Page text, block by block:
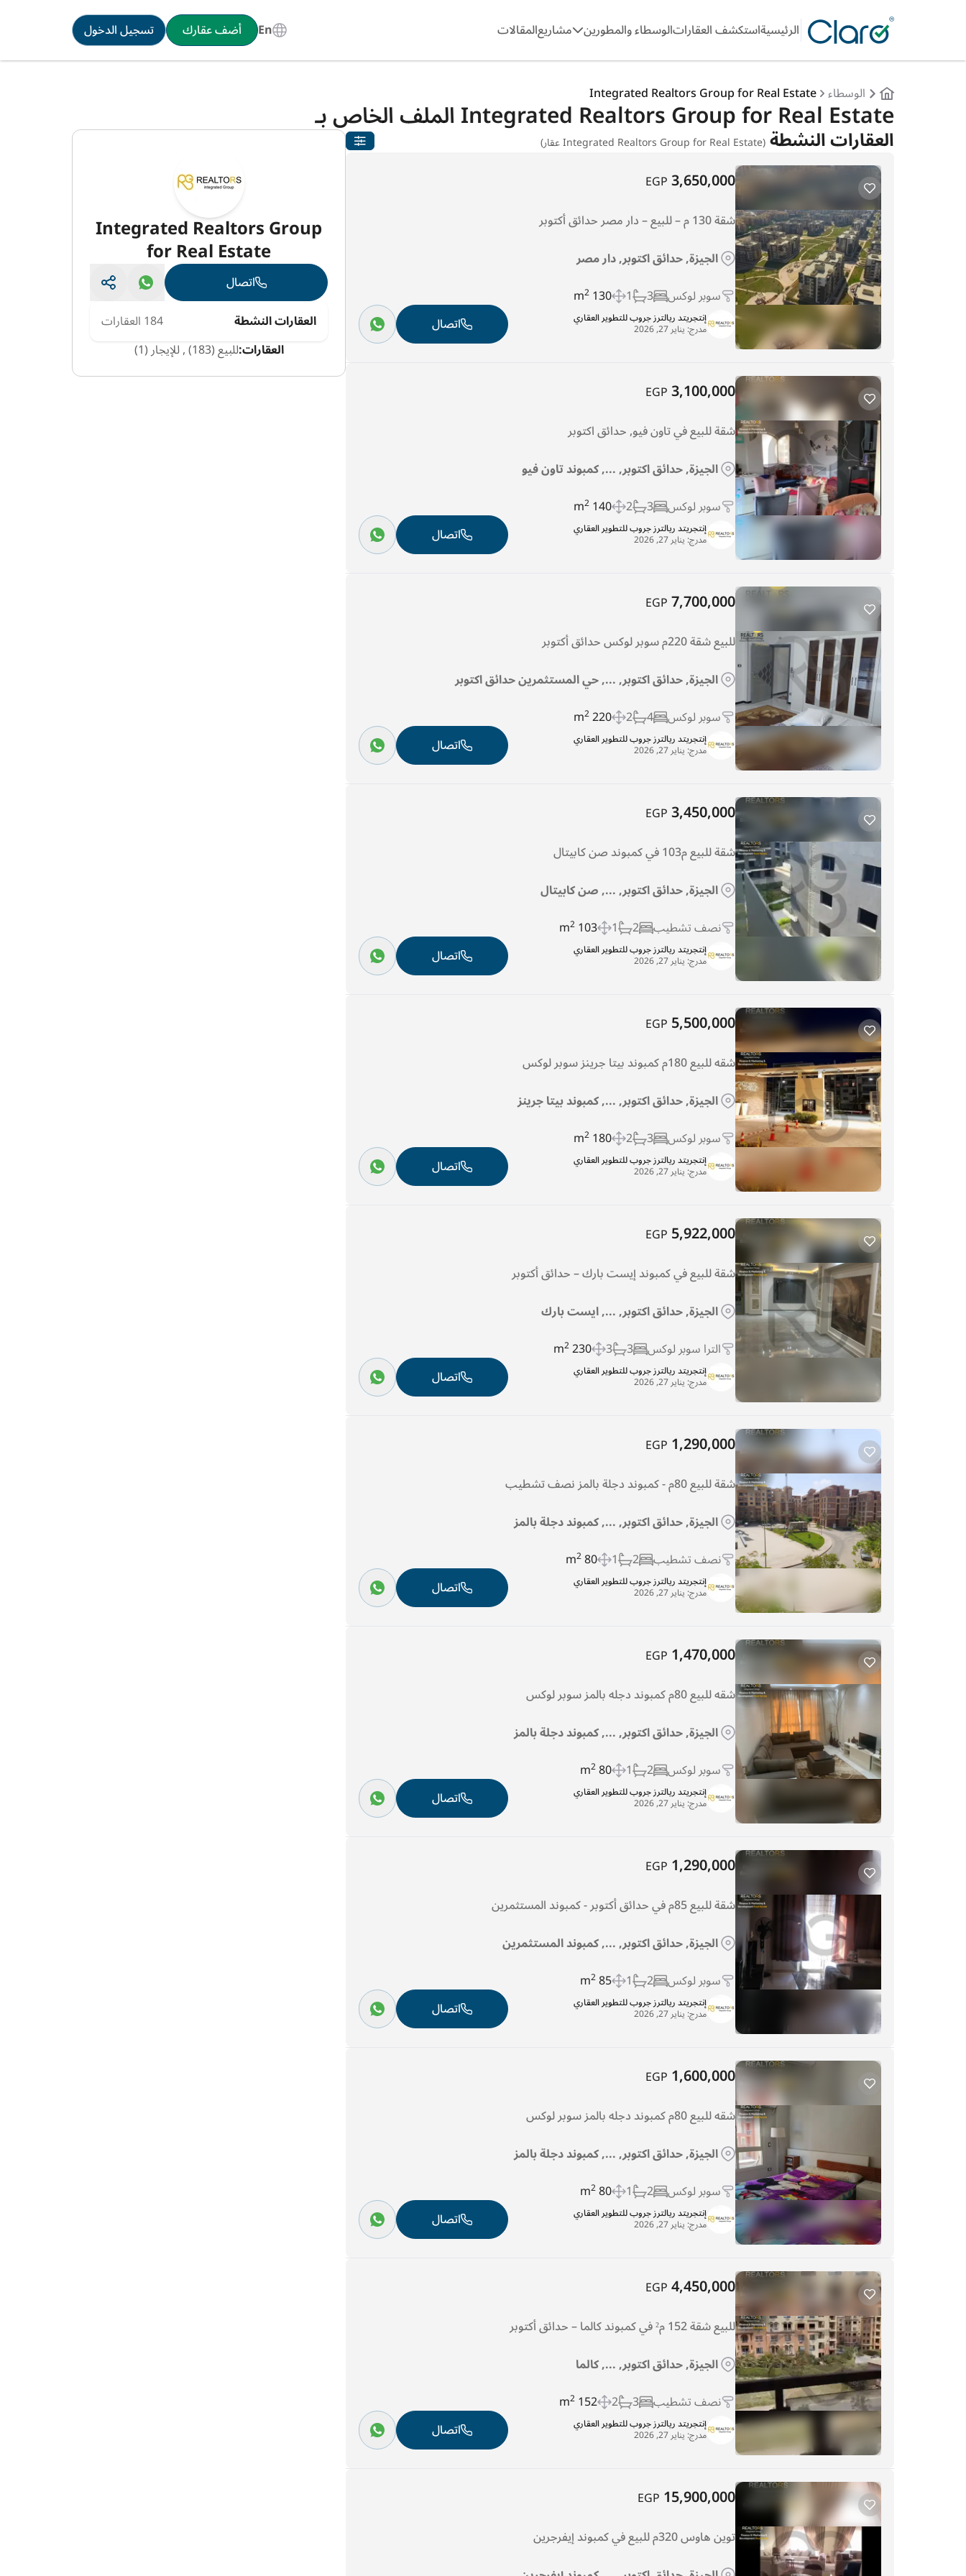
الرئيسيةاستكشف العقاراتالوسطاء والمطورين مشاريعالمقالات En أضف عقارك تسجيل الدخول
الوسطاء Integrated Realtors Group for Real Estate
Integrated Realtors Group for Real Estate الملف الخاص بـ
العقارات النشطة (Integrated Realtors Group for Real Estate عقار)
3,650,000
EGP
شقة 130 م – للبيع – دار مصر حدائق أكتوبر
الجيزة, حدائق اكتوبر, دار مصر
سوبر لوكس 3
1
130 m
2
إنتجريتد ريالترز جروب للتطوير العقاري
مدرج: يناير 27, 2026 اتصال
3,100,000
EGP
شقة للبيع في تاون فيو, حدائق اكتوبر
الجيزة, حدائق اكتوبر, ..., كمبوند تاون فيو
سوبر لوكس 3
2
140 m
2
إنتجريتد ريالترز جروب للتطوير العقاري
مدرج: يناير 27, 2026 اتصال
7,700,000
EGP
للبيع شقة 220م سوبر لوكس حدائق أكتوبر
الجيزة, حدائق اكتوبر, ..., حي المستثمرين حدائق اكتوبر
سوبر لوكس 4
2
220 m
2
إنتجريتد ريالترز جروب للتطوير العقاري
مدرج: يناير 27, 2026 اتصال
3,450,000
EGP
شقة للبيع م103 في كمبوند صن كابيتال
الجيزة, حدائق اكتوبر, ..., صن كابيتال
نصف تشطيب 2
1
103 m
2
إنتجريتد ريالترز جروب للتطوير العقاري
مدرج: يناير 27, 2026 اتصال
5,500,000
EGP
شقه للبيع 180م كمبوند بيتا جرينز سوبر لوكس
الجيزة, حدائق اكتوبر, ..., كمبوند بيتا جرينز
سوبر لوكس 3
2
180 m
2
إنتجريتد ريالترز جروب للتطوير العقاري
مدرج: يناير 27, 2026 اتصال
5,922,000
EGP
شقة للبيع في كمبوند إيست بارك – حدائق أكتوبر
الجيزة, حدائق اكتوبر, ..., ايست بارك
الترا سوبر لوكس 3
3
230 m
2
إنتجريتد ريالترز جروب للتطوير العقاري
مدرج: يناير 27, 2026 اتصال
1,290,000
EGP
شقة للبيع 80م - كمبوند دجلة بالمز نصف تشطيب
الجيزة, حدائق اكتوبر, ..., كمبوند دجلة بالمز
نصف تشطيب 2
1
80 m
2
إنتجريتد ريالترز جروب للتطوير العقاري
مدرج: يناير 27, 2026 اتصال
1,470,000
EGP
شقه للبيع 80م كمبوند دجله بالمز سوبر لوكس
الجيزة, حدائق اكتوبر, ..., كمبوند دجلة بالمز
سوبر لوكس 2
1
80 m
2
إنتجريتد ريالترز جروب للتطوير العقاري
مدرج: يناير 27, 2026 اتصال
1,290,000
EGP
شقة للبيع 85م في حدائق أكتوبر - كمبوند المستثمرين
الجيزة, حدائق اكتوبر, ..., كمبوند المستثمرين
سوبر لوكس 2
1
85 m
2
إنتجريتد ريالترز جروب للتطوير العقاري
مدرج: يناير 27, 2026 اتصال
1,600,000
EGP
شقه للبيع 80م كمبوند دجله بالمز سوبر لوكس
الجيزة, حدائق اكتوبر, ..., كمبوند دجلة بالمز
سوبر لوكس 2
1
80 m
2
إنتجريتد ريالترز جروب للتطوير العقاري
مدرج: يناير 27, 2026 اتصال
4,450,000
EGP
للبيع شقة 152 م² في كمبوند كالما – حدائق أكتوبر
الجيزة, حدائق اكتوبر, ..., كالما
نصف تشطيب 3
2
152 m
2
إنتجريتد ريالترز جروب للتطوير العقاري
مدرج: يناير 27, 2026 اتصال
15,900,000
EGP
توين هاوس 320م للبيع في كمبوند إيفرجرين
Integrated Realtors Group
for Real Estate
اتصال
العقارات النشطة
184 العقارات
العقارات:للبيع (183) ,للإيجار (1)